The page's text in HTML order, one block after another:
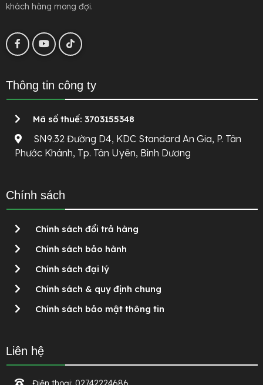
khách hàng mong đợi.
Thông tin công ty
Mã số thuế: 3703155348
SN9.32 Đường D4, KDC Standard An Gia, P. Tân
Phước Khánh, Tp. Tân Uyên, Bình Dương
Chính sách
Chính sách đổi trả hàng
Chính sách bảo hành
Chính sách đại lý
Chính sách & quy định chung
Chính sách bảo mật thông tin
Liên hệ